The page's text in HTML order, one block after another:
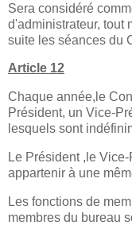
Sera considéré
d'administrateur, tout
suite les séances du
Article 12
Chaque année,le
Président, un Vice-
lesquels sont
Le Président ,le
appartenir à une
Les fonctions de
membres du bureau